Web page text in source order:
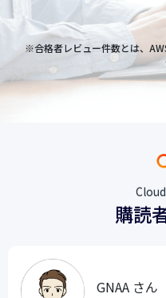
※合格者レビュー件数とは、
購読
GNAA さん